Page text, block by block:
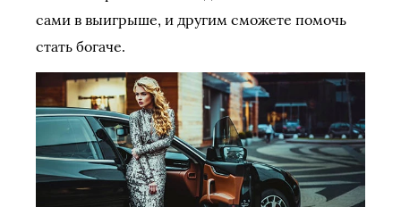
сами в выигрыше, и другим сможете помочь
стать богаче.